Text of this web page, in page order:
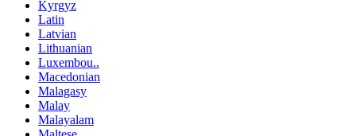
Kyrgyz
Latin
Latvian
Lithuanian
Luxembou..
Macedonian
Malagasy
Malay
Malayalam